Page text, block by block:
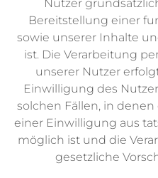
Nutzer
Bereitstellung einer
sowie unserer Inhalte
ist. Die Verarbeitung
unserer Nutzer
Einwilligung des
solchen Fällen, in
einer Einwilligung aus
möglich ist und die
gesetzliche